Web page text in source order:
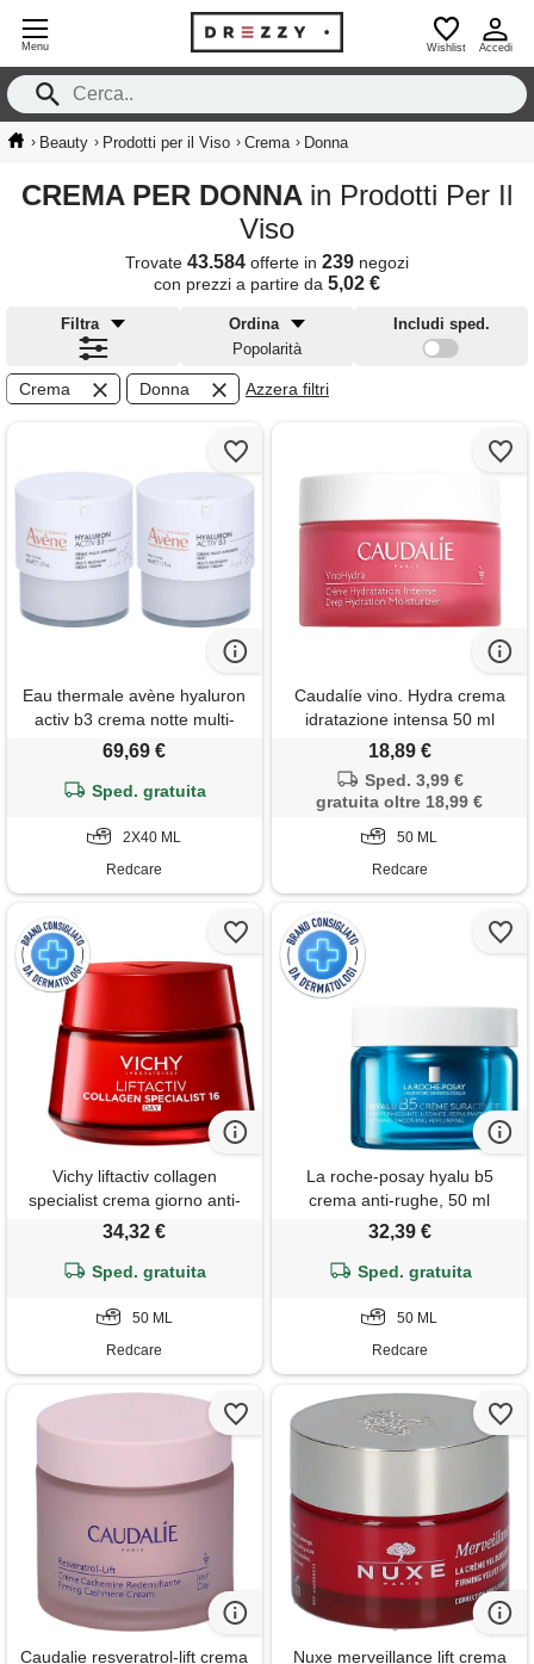
Menu Wishlist Accedi
› Beauty › Prodotti per il Viso › Crema › Donna
CREMA PER DONNA in Prodotti Per Il
Viso
Trovate 43.584 offerte in 239 negozi
con prezzi a partire da 5,02 €
Filtra
Ordina
Popolarità
Includi sped.
Crema Donna Azzera filtri
Eau thermale avène hyaluron
activ b3 crema notte multi-
intensive x2 2x40 ml spray
69,69 €
Sped. gratuita
2X40 ML
Redcare
Caudalíe vino. Hydra crema
idratazione intensa 50 ml
18,89 €
Sped. 3,99 €
gratuita oltre 18,99 €
50 ML
Redcare
Vichy liftactiv collagen
specialist crema giorno anti-
età con peptidi pro-collagene
34,32 €
Sped. gratuita
50 ML
Redcare
La roche-posay hyalu b5
crema anti-rughe, 50 ml
32,39 €
Sped. gratuita
50 ML
Redcare
Caudalie resveratrol-lift crema
Nuxe merveillance lift crema